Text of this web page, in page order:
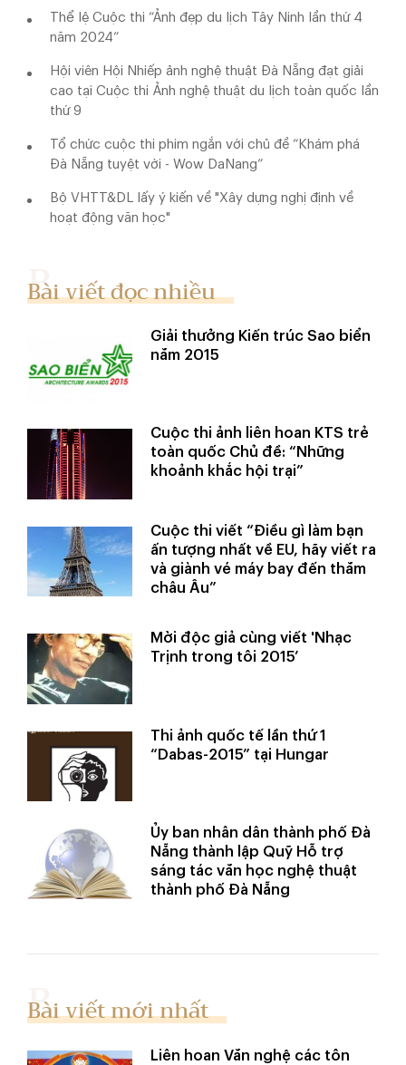
Thể lệ Cuộc thi “Ảnh đẹp du lịch Tây Ninh lần thứ 4
năm 2024”
Hội viên Hội Nhiếp ảnh nghệ thuật Đà Nẵng đạt giải
cao tại Cuộc thi Ảnh nghệ thuật du lịch toàn quốc lần
thứ 9
Tổ chức cuộc thi phim ngắn với chủ đề “Khám phá
Đà Nẵng tuyệt vời - Wow DaNang”
Bộ VHTT&DL lấy ý kiến về "Xây dựng nghị định về
hoạt động văn học"
Bài viết đọc nhiều
Giải thưởng Kiến trúc Sao biển
năm 2015
Cuộc thi ảnh liên hoan KTS trẻ
toàn quốc Chủ đề: “Những
khoảnh khắc hội trại”
Cuộc thi viết “Điều gì làm bạn
ấn tượng nhất về EU, hãy viết ra
và giành vé máy bay đến thăm
châu Âu”
Mời độc giả cùng viết 'Nhạc
Trịnh trong tôi 2015’
Thi ảnh quốc tế lần thứ 1
“Dabas-2015” tại Hungar
Ủy ban nhân dân thành phố Đà
Nẵng thành lập Quỹ Hỗ trợ
sáng tác văn học nghệ thuật
thành phố Đà Nẵng
Bài viết mới nhất
Liên hoan Văn nghệ các tôn